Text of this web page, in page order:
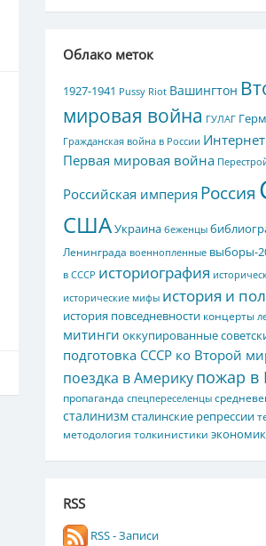
Облако меток
1927-1941 Pussy Riot Вашингтон
мировая война ГУЛАГ
Гражданская война в России Интернет
Первая мировая война
Российская империя Россия
СШАУкраина беженцы
Ленинграда военнопленные выборы-
в СССР историография
исторические мифы история и
история повседневности концерты
митинги оккупированные
подготовка СССР ко Второй
поездка в Америкупожар
пропаганда спецпереселенцы
сталинизмсталинские репрессии
методология толкинистики
RSS
RSS - Записи